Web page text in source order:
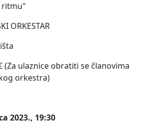
ritmu"
ORKESTAR
(Za ulaznice obratiti se članovima
orkestra)
2023., 19:30